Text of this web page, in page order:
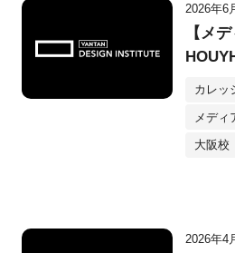
2026年6
【メ
カレッ
メディ
大阪校
2026年4